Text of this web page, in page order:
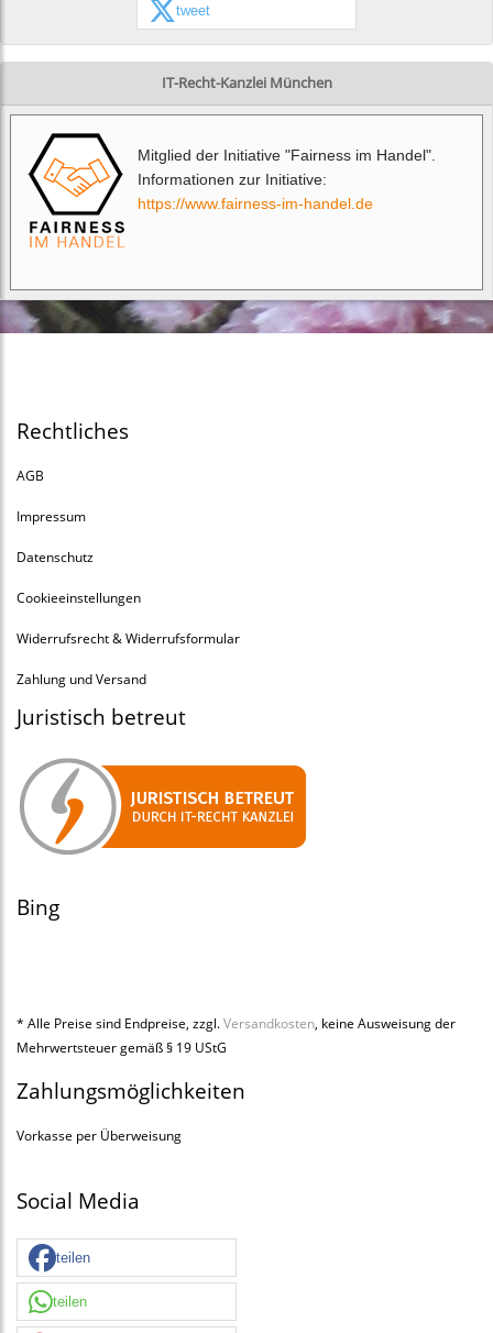
tweet
IT-Recht-Kanzlei München
Mitglied der Initiative "Fairness im Handel".
Informationen zur Initiative:
https://www.fairness-im-handel.de
Rechtliches
AGB
Impressum
Datenschutz
Cookieeinstellungen
Widerrufsrecht & Widerrufsformular
Zahlung und Versand
Juristisch betreut
Bing
* Alle Preise sind Endpreise, zzgl.Versandkosten, keine Ausweisung der
Mehrwertsteuer gemäß § 19 UStG
Zahlungsmöglichkeiten
Vorkasse per Überweisung
Social Media
teilen
teilen